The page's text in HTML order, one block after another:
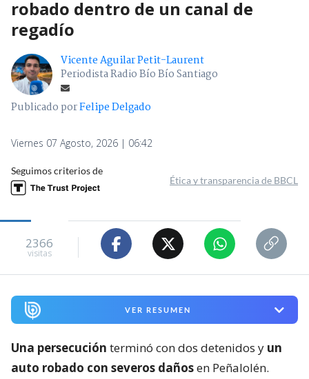
robado dentro de un canal de
regadío
Vicente Aguilar Petit-Laurent
Periodista Radio Bío Bío Santiago
Publicado porFelipe Delgado
Viernes 07 Agosto, 2026 | 06:42
Seguimos criterios de
Ética y transparencia de BBCL
2366
visitas
VER RESUMEN
Una persecución terminó con dos detenidos y un
auto robado con severos dañosen Peñalolén.